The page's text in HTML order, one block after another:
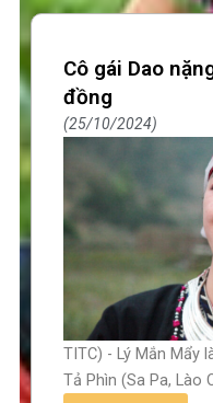
Cô gái Dao
đồng
25/10/2024
TITC) - Lý Mắn Mẩy
Tả Phìn (Sa Pa, Lào